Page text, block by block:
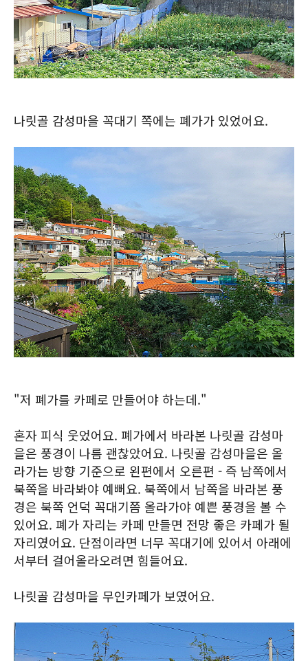
나릿골 감성마을 꼭대기 쪽에는 폐가가 있었어요.
"저 폐가를 카페로 만들어야 하는데."
혼자 피식 웃었어요. 폐가에서 바라본 나릿골 감성마
을은 풍경이 나름 괜찮았어요. 나릿골 감성마을은 올
라가는 방향 기준으로 왼편에서 오른편 - 즉 남쪽에서
북쪽을 바라봐야 예뻐요. 북쪽에서 남쪽을 바라본 풍
경은 북쪽 언덕 꼭대기쯤 올라가야 예쁜 풍경을 볼 수
있어요. 폐가 자리는 카페 만들면 전망 좋은 카페가 될
자리였어요. 단점이라면 너무 꼭대기에 있어서 아래에
서부터 걸어올라오려면 힘들어요.
나릿골 감성마을 무인카페가 보였어요.